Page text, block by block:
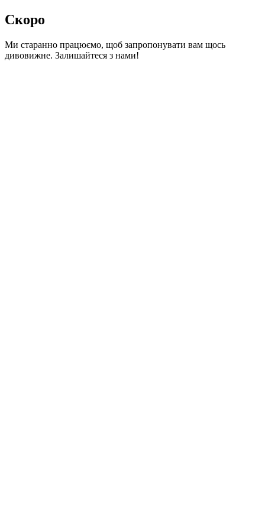
Скоро
Ми старанно працюємо, щоб запропонувати вам щось
дивовижне. Залишайтеся з нами!